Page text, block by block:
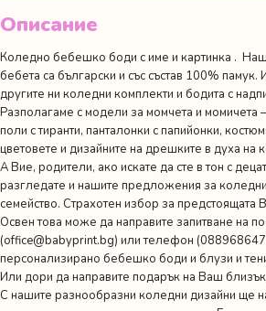
Описание
Коледно бебешко боди с име и картинка .
бебета са български и със състав 100%
другите ни коледни комплекти и бодита с
Разполагаме с модели за момчета и момичета
поли с тиранти, панталонки с папийонки,
цветовете и дизайните на дрешките в духа на
А Вие, родители, ако искате да сте в тон с
разгледате и нашите предложения за
семейство. Страхотен избор за предстоящата
Освен това може да направите запитване на
(office@babyprint.bg) или телефон
персонализирано бебешко боди и блузи и
Или дори да направите подарък на Ваш
С нашите разнообразни коледни дизайни ще